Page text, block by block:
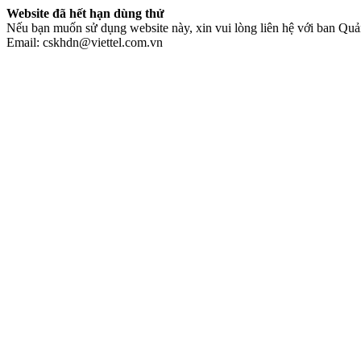
Website đã hết hạn dùng thử
Nếu bạn muốn sử dụng website này, xin vui lòng liên hệ với ban
Email: cskhdn@viettel.com.vn